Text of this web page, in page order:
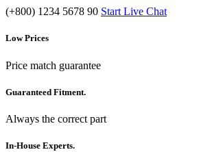
(+800) 1234 5678 90 Start Live Chat
Low Prices
Price match guarantee
Guaranteed Fitment.
Always the correct part
In-House Experts.